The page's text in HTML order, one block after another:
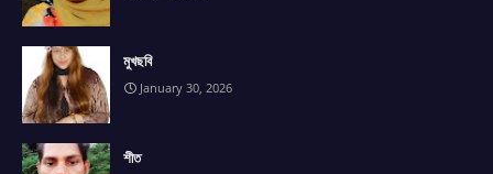
মুখছবি
January 30, 2026
শীত